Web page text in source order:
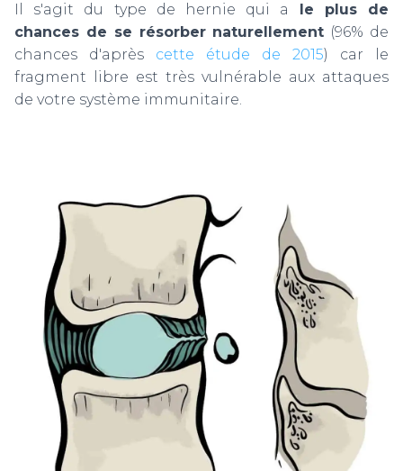
Il s'agit du type de hernie qui a
le plus de
chances de se résorber naturellement (96% de
chances d'après cette étude de 2015) car le
fragment libre est très vulnérable aux attaques
de votre système immunitaire.